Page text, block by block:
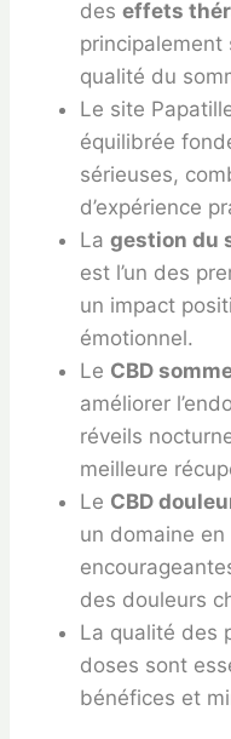
des effets
principalement
qualité du
Le site
équilibrée
sérieuses,
d’expérience
La gestion du
est l’un des
un impact
émotionnel.
Le CBD
améliorer
réveils
meilleure
Le CBD
un domaine
des douleurs
La qualité des
doses sont
bénéfices et